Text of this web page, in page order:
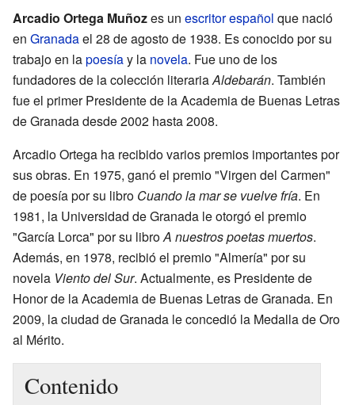
Arcadio Ortega Muñozes un escritorespañol que nació
en Granadael 28 de agosto de 1938. Es conocido por su
trabajo en lapoesíay la novela. Fue uno de los
fundadores de la colección literariaAldebarán. También
fue el primer Presidente de la Academia de Buenas Letras
de Granada desde 2002 hasta 2008.
Arcadio Ortega ha recibido varios premios importantes por
sus obras. En 1975, ganó el premio "Virgen del Carmen"
de poesía por su libro Cuando la mar se vuelve fría. En
1981, la Universidad de Granada le otorgó el premio
"García Lorca" por su libroA nuestros poetas muertos.
Además, en 1978, recibió el premio "Almería" por su
novela Viento del Sur. Actualmente, es Presidente de
Honor de la Academia de Buenas Letras de Granada. En
2009, la ciudad de Granada le concedió la Medalla de Oro
al Mérito.
Contenido